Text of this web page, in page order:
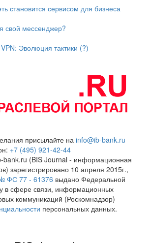
становится сервисом для бизнеса
свой мессенджер?
Эволюция тактики (?)
присылайте на info@ib-bank.ru
+7 (495) 921-42-44
bank.ru (BIS Journal - информационная
зарегистрировано 10 апреля 2015г.,
ФС 77 - 61376 выдано Федеральной
в сфере связи, информационных
коммуникаций (Роскомнадзор)
персональных данных.